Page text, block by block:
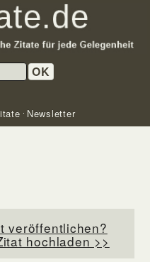
OK
Newsletter
veröffentlichen?
hochladen >>